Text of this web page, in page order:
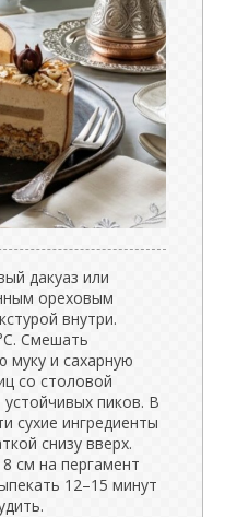
дакуаз или
ореховым
внутри.
Смешать
муку и сахарную
со столовой
пиков. В
сухие ингредиенты
снизу вверх.
см на пергамент
12–15 минут